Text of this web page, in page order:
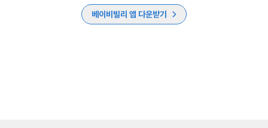
베이비빌리 앱 다운받기